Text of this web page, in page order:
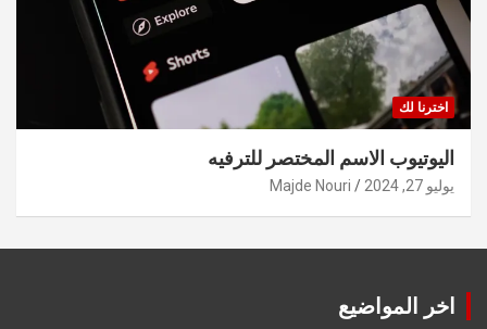
اخترنا لك
اليوتيوب الاسم المختصر للترفيه
يوليو 27, 2024 Majde Nouri
اخر المواضيع